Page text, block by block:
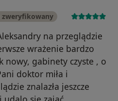
zweryfikowany
na przeglądzie
wrażenie bardzo
nowy, gabinety czyste , o
doktor miła i
znalazła jeszcze